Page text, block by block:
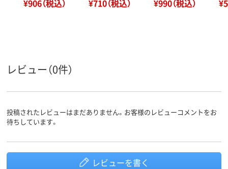
¥906（税込） ¥710（税込） ¥990（税込）
レビュー（0件）
投稿されたレビューはまだありません。お客様のレビューコメントをお
待ちしています。
レビューを書く